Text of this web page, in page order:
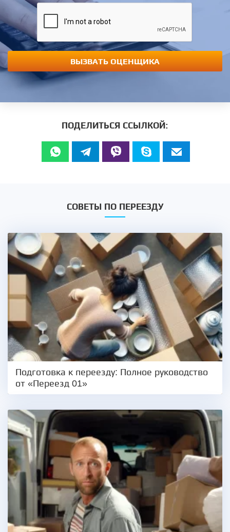
ВЫЗВАТЬ ОЦЕНЩИКА
ПОДЕЛИТЬСЯ ССЫЛКОЙ:
СОВЕТЫ ПО ПЕРЕЕЗДУ
Подготовка к переезду: Полное руководство
от «Переезд 01»